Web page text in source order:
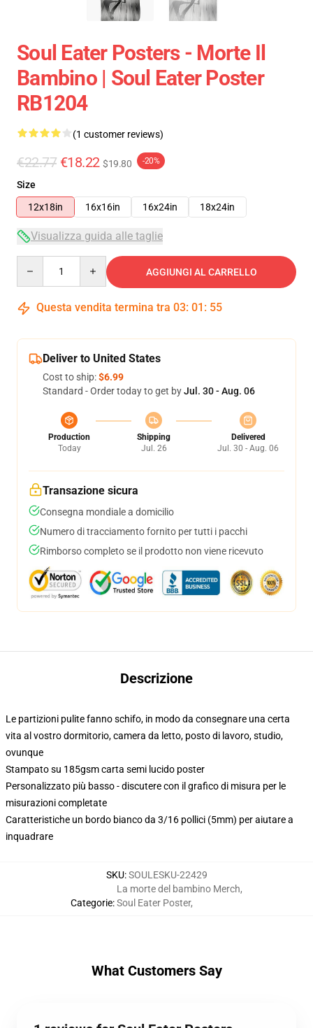
Soul Eater Posters - Morte Il
Bambino | Soul Eater Poster
RB1204
(1 customer reviews)
€22.77 €18.22 $19.80 -20%
Size
12x18in
16x16in 16x24in 18x24in
Visualizza guida alle taglie
AGGIUNGI AL CARRELLO
Questa vendita termina tra 03: 01 : 54
Deliver to United States
Cost to ship:$6.99
Standard - Order today to get byJul. 30 - Aug. 06
Production
Today
Shipping
Jul. 26
Delivered
Jul. 30 - Aug. 06
Transazione sicura
Consegna mondiale a domicilio
Numero di tracciamento fornito per tutti i pacchi
Rimborso completo se il prodotto non viene ricevuto
Descrizione
Le partizioni pulite fanno schifo, in modo da consegnare una certa
vita al vostro dormitorio, camera da letto, posto di lavoro, studio,
ovunque
Stampato su 185gsm carta semi lucido poster
Personalizzato più basso - discutere con il grafico di misura per le
misurazioni completate
Caratteristiche un bordo bianco da 3/16 pollici (5mm) per aiutare a
inquadrare
SKU:SOULESKU-22429
Categorie:
La morte del bambino Merch,
Soul Eater Poster,
What Customers Say